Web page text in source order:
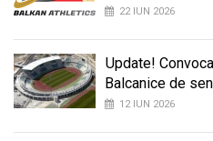
22 IUN 2026
Update!
Balcanice de
12 IUN 2026